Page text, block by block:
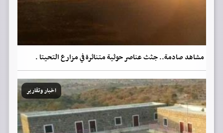
مشاهد صادمة.. جثث عناصر حوثية متناثرة في مزارع التحيتا .
اخبار وتقارير